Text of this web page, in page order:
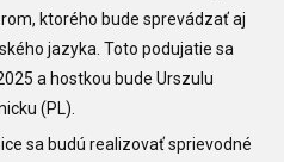
ktorého bude sprevádzať aj
jazyka. Toto podujatie sa
a hostkou bude Urszulu
(PL).
sa budú realizovať sprievodné